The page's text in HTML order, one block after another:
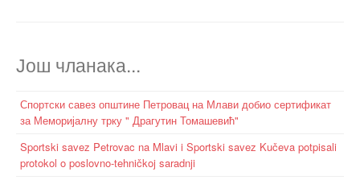
Још чланака...
Спортски савез општине Петровац на Млави добио сертификат
за Меморијалну трку " Драгутин Томашевић"
Sportski savez Petrovac na Mlavi i Sportski savez Kučeva potpisali
protokol o poslovno-tehničkoj saradnji